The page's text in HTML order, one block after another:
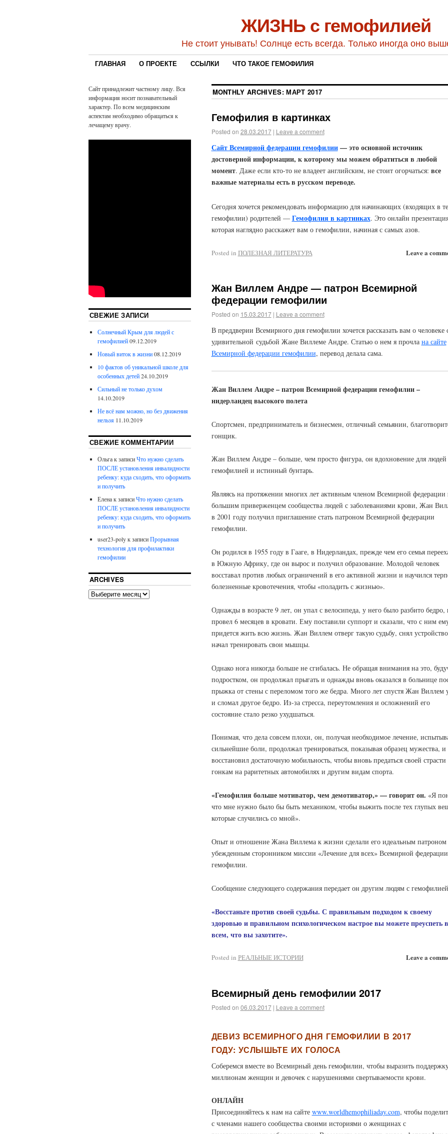
ЖИЗНЬ с гемофилией
Не стоит унывать! Солнце есть всегда. Только иногда оно
ГЛАВНАЯ О ПРОЕКТЕ ССЫЛКИ ЧТО ТАКОЕ ГЕМОФИЛИЯ
MONTHLY ARCHIVES:МАРТ 2017
Гемофилия в картинках
Posted on 28.03.2017 | Leave a comment
Сайт Всемирной федерации гемофилии— это основной источник
достоверной информации, к которому мы можем обратиться в любой
момент. Даже если кто-то не владеет английским, не стоит огорчаться: все
важные материалы есть в русском переводе.
Сегодня хочется рекомендовать информацию для начинающих (входящих в
гемофилии) родителей — Гемофилия в картинках. Это онлайн
которая наглядно расскажет вам о гемофилии, начиная с самых азов.
Leave a
Posted in ПОЛЕЗНАЯ ЛИТЕРАТУРА
Жан Виллем Андре — патрон Всемирной
федерации гемофилии
Posted on 15.03.2017 | Leave a comment
В преддверии Всемирного дня гемофилии хочется рассказать вам о человеке
удивительной судьбой Жане Виллеме Андре. Статью о нем я прочла на сайте
Всемирной федерации гемофилии, перевод делала сама.
Жан Виллем Андре – патрон Всемирной федерации гемофилии –
нидерландец высокого полета
Спортсмен, предприниматель и бизнесмен, отличный семьянин,
гонщик.
Жан Виллем Андре – больше, чем просто фигура, он вдохновение для людей
гемофилией и истинный бунтарь.
Являясь на протяжении многих лет активным членом Всемирной федерации
большим приверженцем сообщества людей с заболеваниями крови, Жан
в 2001 году получил приглашение стать патроном Всемирной федерации
гемофилии.
Он родился в 1955 году в Гааге, в Нидерландах, прежде чем его семья
в Южную Африку, где он вырос и получил образование. Молодой человек
восставал против любых ограничений в его активной жизни и научился
болезненные кровотечения, чтобы «поладить с жизнью».
Однажды в возрасте 9 лет, он упал с велосипеда, у него было разбито бедро,
провел 6 месяцев в кровати. Ему поставили суппорт и сказали, что с ним
придется жить всю жизнь. Жан Виллем отверг такую судьбу, снял
начал тренировать свои мышцы.
Однако нога никогда больше не сгибалась. Не обращая внимания на это,
подростком, он продолжал прыгать и однажды вновь оказался в больнице
прыжка от стены с переломом того же бедра. Много лет спустя Жан Виллем
и сломал другое бедро. Из-за стресса, переутомления и осложнений его
состояние стало резко ухудшаться.
Понимая, что дела совсем плохи, он, получая необходимое лечение,
сильнейшие боли, продолжал тренироваться, показывая образец мужества, и
восстановил достаточную мобильность, чтобы вновь предаться своей страсти
гонкам на раритетных автомобилях и другим видам спорта.
«Гемофилия больше мотиватор, чем демотиватор,» — говорит он. «Я
что мне нужно было бы быть механиком, чтобы выжить после тех глупых
которые случились со мной».
Опыт и отношение Жана Виллема к жизни сделали его идеальным патроном
убежденным сторонником миссии «Лечение для всех» Всемирной федерации
гемофилии.
Сообщение следующего содержания передает он другим людям с
«Восстаньте против своей судьбы. С правильным подходом к своему
здоровью и правильном психологическом настрое вы можете преуспеть
всем, что вы захотите».
Leave a
Posted in РЕАЛЬНЫЕ ИСТОРИИ
Всемирный день гемофилии 2017
Posted on 06.03.2017 | Leave a comment
ДЕВИЗ ВСЕМИРНОГО ДНЯ ГЕМОФИЛИИ В 2017
ГОДУ: УСЛЫШЬТЕ ИХ ГОЛОСА
Соберемся вместе во Всемирный день гемофилии, чтобы выразить
миллионам женщин и девочек с нарушениями свертываемости крови.
ОНЛАЙН
Присоединяйтесь к нам на сайте www.worldhemophiliaday.com, чтобы
с членами нашего сообщества своими историями о женщинах с
Сайт принадлежит частному лицу. Вся
информация носит познавательный
характер. По всем медицинским
аспектам необходимо обращаться к
лечащему врачу.
СВЕЖИЕ ЗАПИСИ
Солнечный Крым для людей с
гемофилией09.12.2019
Новый виток в жизни08.12.2019
10 фактов об уникальной школе для
особенных детей24.10.2019
Сильный не только духом
14.10.2019
Не всё нам можно, но без движения
нельзя 11.10.2019
СВЕЖИЕ КОММЕНТАРИИ
Ольгак записиЧто нужно сделать
ПОСЛЕ установления инвалидности
ребенку: куда сходить, что оформить
и получить
Еленак записиЧто нужно сделать
ПОСЛЕ установления инвалидности
ребенку: куда сходить, что оформить
и получить
user23-polyк записиПрорывная
технология для профилактики
гемофилии
ARCHIVES